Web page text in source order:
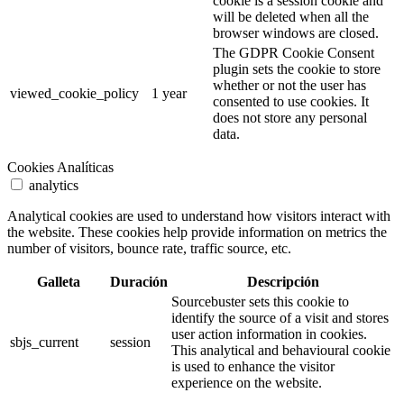
will be deleted when all the
browser windows are closed.
viewed_cookie_policy 1 year
The GDPR Cookie Consent
plugin sets the cookie to store
whether or not the user has
consented to use cookies. It
does not store any personal
data.
Cookies Analíticas
analytics
Analytical cookies are used to understand how visitors interact with
the website. These cookies help provide information on metrics the
number of visitors, bounce rate, traffic source, etc.
Galleta Duración Descripción
sbjs_current session
Sourcebuster sets this cookie to
identify the source of a visit and stores
user action information in cookies.
This analytical and behavioural cookie
is used to enhance the visitor
experience on the website.